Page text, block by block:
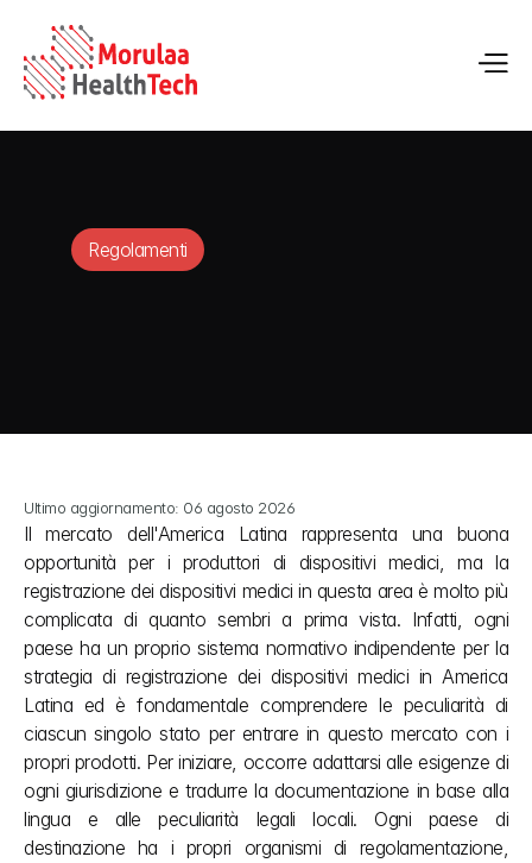
Regolamenti
Ultimo aggiornamento: 06 agosto 2026
Il mercato dell'America Latina rappresenta una buona
opportunità per i produttori di dispositivi medici, ma la
registrazione dei dispositivi medici in questa area è molto più
complicata di quanto sembri a prima vista. Infatti, ogni
paese ha un proprio sistema normativo indipendente per la
strategia di registrazione dei dispositivi medici in America
Latina ed è fondamentale comprendere le peculiarità di
ciascun singolo stato per entrare in questo mercato con i
propri prodotti. Per iniziare, occorre adattarsi alle esigenze di
ogni giurisdizione e tradurre la documentazione in base alla
lingua e alle peculiarità legali locali. Ogni paese di
destinazione ha i propri organismi di regolamentazione,